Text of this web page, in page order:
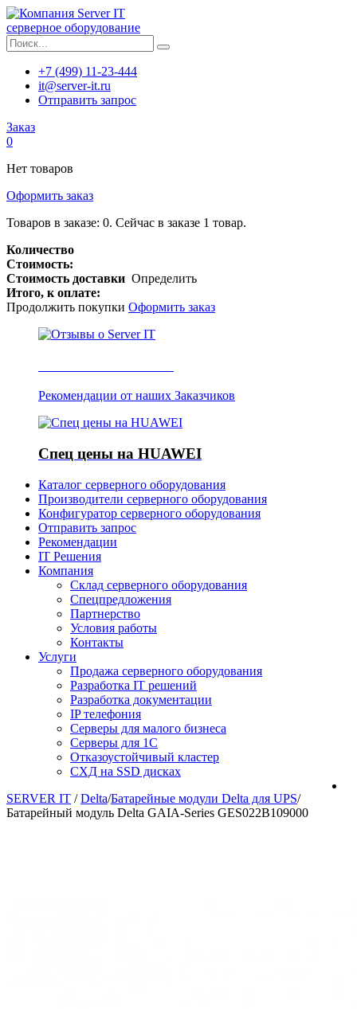
серверное оборудование
+7 (499) 11-23-444
it@server-it.ru
Отправить запрос
Заказ
0
Нет товаров
Оформить заказ
Товаров в заказе: 0. Сейчас в заказе 1 товар.
Количество
Стоимость:
Стоимость доставки Определить
Итого, к оплате:
Продолжить покупки Оформить заказ
Рекомендации от наших Заказчиков
Спец цены на HUAWEI
Каталог серверного оборудования
Производители серверного оборудования
Конфигуратор серверного оборудования
Отправить запрос
Рекомендации
IT Решения
Компания
Склад серверного оборудования
Спецпредложения
Партнерство
Условия работы
Контакты
Услуги
Продажа серверного оборудования
Разработка IT решений
Разработка документации
IP телефония
Серверы для малого бизнеса
Серверы для 1С
Отказоустойчивый кластер
СХД на SSD дисках
SERVER IT / Delta/Батарейные модули Delta для UPS/
Батарейный модуль Delta GAIA-Series GES022B109000